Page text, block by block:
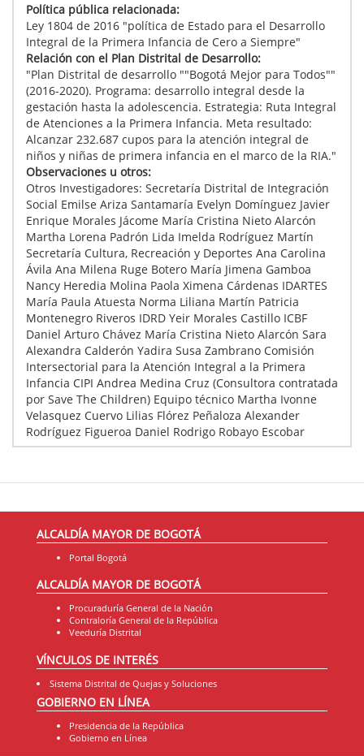
Política pública relacionada:
Ley 1804 de 2016 "política de Estado para el Desarrollo
Integral de la Primera Infancia de Cero a Siempre"
Relación con el Plan Distrital de Desarrollo:
"Plan Distrital de desarrollo ""Bogotá Mejor para Todos""
(2016-2020). Programa: desarrollo integral desde la
gestación hasta la adolescencia. Estrategia: Ruta Integral
de Atenciones a la Primera Infancia. Meta resultado:
Alcanzar 232.687 cupos para la atención integral de
niños y niñas de primera infancia en el marco de la RIA."
Observaciones u otros:
Otros Investigadores: Secretaría Distrital de Integración
Social Emilse Ariza Santamaría Evelyn Domínguez Javier
Enrique Morales Jácome María Cristina Nieto Alarcón
Martha Lorena Padrón Lida Imelda Rodríguez Martín
Secretaría Cultura, Recreación y Deportes Ana Carolina
Ávila Ana Milena Ruge Botero María Jimena Gamboa
Nancy Heredia Molina Paola Ximena Cárdenas IDARTES
María Paula Atuesta Norma Liliana Martín Patricia
Montenegro Riveros IDRD Yeir Morales Castillo ICBF
Daniel Arturo Chávez María Cristina Nieto Alarcón Sara
Alexandra Calderón Yadira Susa Zambrano Comisión
Intersectorial para la Atención Integral a la Primera
Infancia CIPI Andrea Medina Cruz (Consultora contratada
por Save The Children) Equipo técnico Martha Ivonne
Velasquez Cuervo Lilias Flórez Peñaloza Alexander
Rodríguez Figueroa Daniel Rodrigo Robayo Escobar
ALCALDÍA MAYOR DE BOGOTÁ
Portal Bogotá
ALCALDÍA MAYOR DE BOGOTÁ
Procuraduría General de la Nación
Contraloría General de la República
Veeduría Distrital
VÍNCULOS DE INTERÉS
Sistema Distrital de Quejas y Soluciones
GOBIERNO EN LÍNEA
Presidencia de la República
Gobierno en Línea